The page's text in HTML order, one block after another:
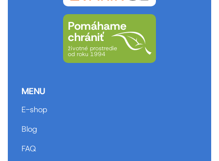
Pomáhame
chrániť
životné prostredie
od roku 1994
MENU
E-shop
Blog
FAQ